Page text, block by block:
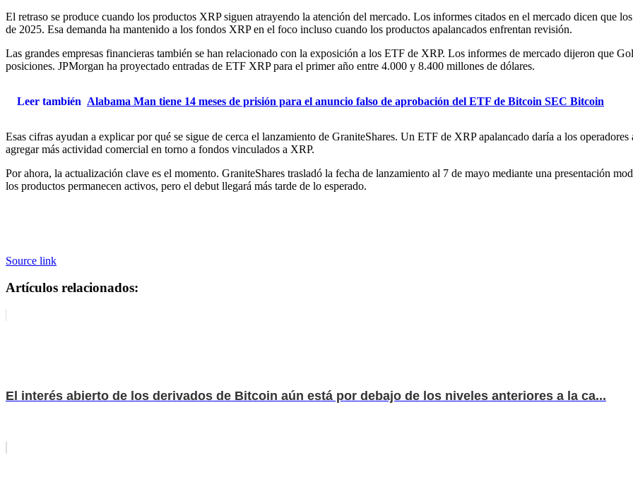
El retraso se produce cuando los productos XRP siguen atrayendo la atención del mercado. Los informes citados en el mercado dicen que
de 2025. Esa demanda ha mantenido a los fondos XRP en el foco incluso cuando los productos apalancados enfrentan revisión.
Las grandes empresas financieras también se han relacionado con la exposición a los ETF de XRP. Los informes de mercado dijeron que
posiciones. JPMorgan ha proyectado entradas de ETF XRP para el primer año entre 4.000 y 8.400 millones de dólares.
Leer también Alabama Man tiene 14 meses de prisión para el anuncio falso de aprobación del ETF de Bitcoin SEC Bitcoin
Esas cifras ayudan a explicar por qué se sigue de cerca el lanzamiento de GraniteShares. Un ETF de XRP apalancado daría a los
agregar más actividad comercial en torno a fondos vinculados a XRP.
Por ahora, la actualización clave es el momento. GraniteShares trasladó la fecha de lanzamiento al 7 de mayo mediante una presentación
los productos permanecen activos, pero el debut llegará más tarde de lo esperado.
Source link
Artículos relacionados:
El interés abierto de los derivados de Bitcoin aún está por debajo de los niveles anteriores a la ca...